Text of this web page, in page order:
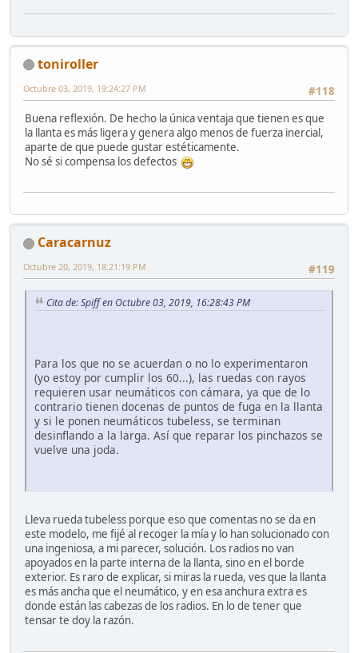
toniroller
#118
Octubre 03, 2019, 19:24:27 PM
Buena reflexión. De hecho la única ventaja que tienen es que
la llanta es más ligera y genera algo menos de fuerza inercial,
aparte de que puede gustar estéticamente.
No sé si compensa los defectos
Caracarnuz
#119
Octubre 20, 2019, 18:21:19 PM
Cita de: Spiff en Octubre 03, 2019, 16:28:43 PM
Para los que no se acuerdan o no lo experimentaron
(yo estoy por cumplir los 60...), las ruedas con rayos
requieren usar neumáticos con cámara, ya que de lo
contrario tienen docenas de puntos de fuga en la llanta
y si le ponen neumáticos tubeless, se terminan
desinflando a la larga. Así que reparar los pinchazos se
vuelve una joda.
Lleva rueda tubeless porque eso que comentas no se da en
este modelo, me fijé al recoger la mía y lo han solucionado con
una ingeniosa, a mi parecer, solución. Los radios no van
apoyados en la parte interna de la llanta, sino en el borde
exterior. Es raro de explicar, si miras la rueda, ves que la llanta
es más ancha que el neumático, y en esa anchura extra es
donde están las cabezas de los radios. En lo de tener que
tensar te doy la razón.